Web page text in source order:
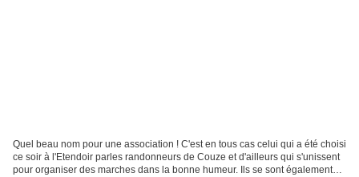
Quel beau nom pour une association ! C'est en tous cas celui qui a été choisi
ce soir à l'Etendoir parles randonneurs de Couze et d'ailleurs qui s'unissent
pour organiser des marches dans la bonne humeur. Ils se sont également